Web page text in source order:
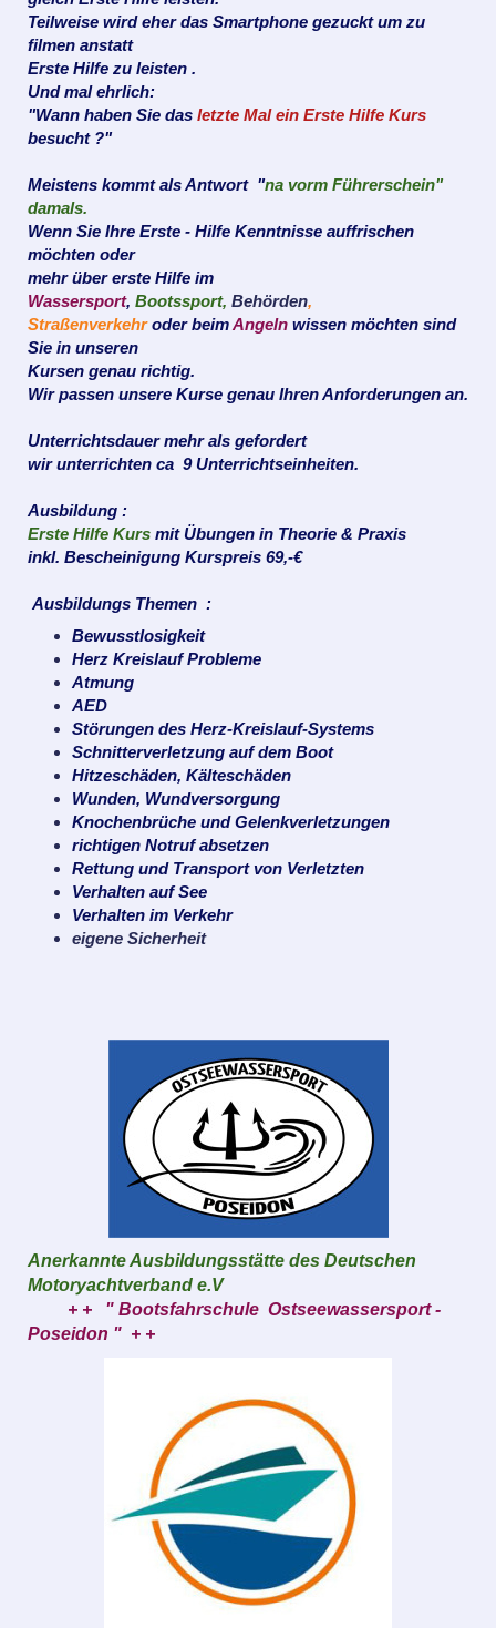
Teilweise wird eher das Smartphone gezuckt um zu
filmen anstatt
Erste Hilfe zu leisten .
Und mal ehrlich:
"Wann haben Sie das letzte Mal ein Erste Hilfe Kurs
besucht ?"
Meistens kommt als Antwort "na vorm Führerschein"
damals.
Wenn Sie Ihre Erste - Hilfe Kenntnisse auffrischen
möchten oder
mehr über erste Hilfe im
Wassersport, Bootssport, Behörden,
Straßenverkehroder beimAngeln wissen möchten sind
Sie in unseren
Kursen genau richtig.
Wir passen unsere Kurse genau Ihren Anforderungen an.
Unterrichtsdauer mehr als gefordert
wir unterrichten ca 9 Unterrichtseinheiten.
Ausbildung :
Erste Hilfe Kurs mit Übungen in Theorie & Praxis
inkl. Bescheinigung Kurspreis 69,-€
Ausbildungs Themen :
Bewusstlosigkeit
Herz Kreislauf Probleme
Atmung
AED
Störungen des Herz-Kreislauf-Systems
Schnitterverletzung auf dem Boot
Hitzeschäden, Kälteschäden
Wunden, Wundversorgung
Knochenbrüche und Gelenkverletzungen
richtigen Notruf absetzen
Rettung und Transport von Verletzten
Verhalten auf See
Verhalten im Verkehr
eigene Sicherheit
Anerkannte Ausbildungsstätte des Deutschen
Motoryachtverband e.V
+ + " Bootsfahrschule Ostseewassersport -
Poseidon " + +